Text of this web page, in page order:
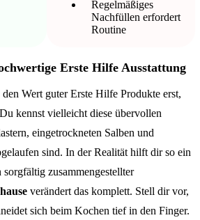
Regelmäßiges
Nachfüllen erfordert
Routine
Erste Hilfe Ausstattung
Wert guter Erste Hilfe Produkte erst,
kennst vielleicht diese übervollen
eingetrockneten Salben und
sind. In der Realität hilft dir so ein
zusammengestellter
verändert das komplett. Stell dir vor,
sich beim Kochen tief in den Finger.